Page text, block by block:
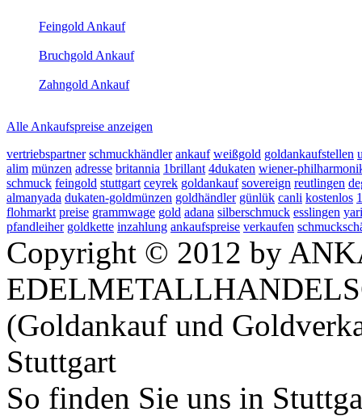
Feingold Ankauf
Bruchgold Ankauf
Zahngold Ankauf
Alle Ankaufspreise anzeigen
vertriebspartner schmuckhändler ankauf weißgold goldankaufstellen
alim münzen adresse britannia 1brillant 4dukaten wiener-
schmuck feingold stuttgart ceyrek goldankauf sovereign reutlingen
almanyada dukaten-goldmünzen goldhändler günlük canli kostenlos
flohmarkt preise grammwage gold adana silberschmuck esslingen
pfandleiher goldkette inzahlung ankaufspreise verkaufen
Copyright © 2012 by
(Goldankauf und
Stuttgart
So finden Sie uns in